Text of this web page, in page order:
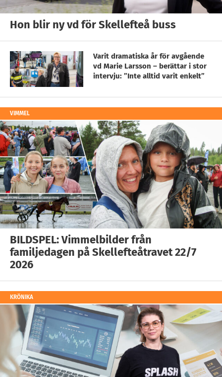
Hon blir ny vd för Skellefteå buss
Varit dramatiska år för avgående
vd Marie Larsson – berättar i stor
intervju: ”Inte alltid varit enkelt”
VIMMEL
BILDSPEL: Vimmelbilder från
familjedagen på Skellefteåtravet 22/7
2026
KRÖNIKA